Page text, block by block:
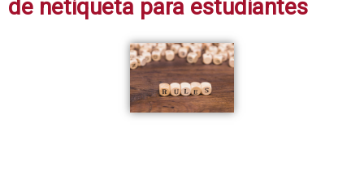
de netiqueta para estudiantes